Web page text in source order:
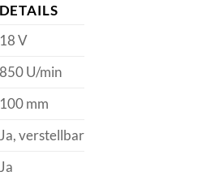
DETAILS
18 V
850 U/min
100 mm
Ja, verstellbar
Ja